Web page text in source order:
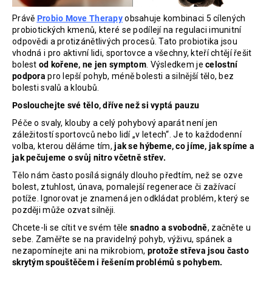
Právě Probio Move Therapyobsahuje kombinaci 5 cílených
probiotických kmenů, které se podílejí na regulaci imunitní
odpovědi a protizánětlivých procesů. Tato probiotika jsou
vhodná i pro aktivní lidi, sportovce a všechny, kteří chtějí řešit
bolest od kořene, ne jen symptom. Výsledkem jecelostní
podpora pro lepší pohyb, méně bolesti a silnější tělo, bez
bolesti svalů a kloubů.
Poslouchejte své tělo, dříve než si vyptá pauzu
Péče o svaly, klouby a celý pohybový aparát není jen
záležitostí sportovců nebo lidí „v letech“. Je to každodenní
volba, kterou děláme tím,jak se hýbeme, co jíme, jak spíme a
jak pečujeme o svůj nitro včetně střev.
Tělo nám často posílá signály dlouho předtím, než se ozve
bolest, ztuhlost, únava, pomalejší regenerace či zažívací
potíže. Ignorovat je znamená jen odkládat problém, který se
později může ozvat silněji.
Chcete-li se cítit ve svém těle snadno a svobodně, začněte u
sebe. Zaměřte se na pravidelný pohyb, výživu, spánek a
nezapomínejte ani na mikrobiom, protože střeva jsou často
skrytým spouštěčem i řešením problémů s pohybem.